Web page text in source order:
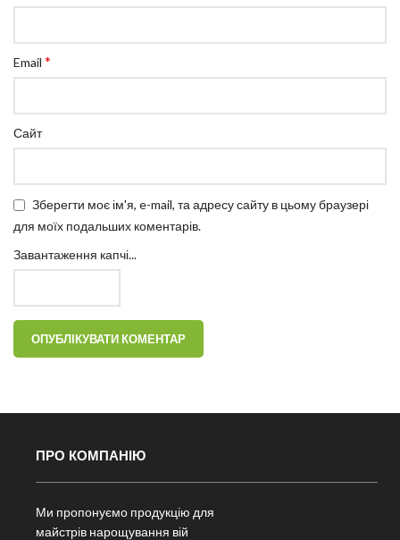
Email *
Сайт
Зберегти моє ім'я, e-mail, та адресу сайту в цьому браузері
для моїх подальших коментарів.
Завантаження капчі...
ПРО КОМПАНІЮ
Ми пропонуємо продукцію для
майстрів нарощування вій